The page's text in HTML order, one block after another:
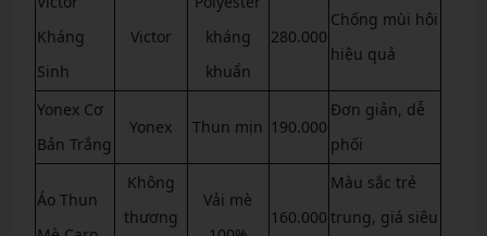
Kháng
Sinh
Victor
kháng
khuẩn
280.000
Chống mùi hôi
hiệu quả
Yonex Cơ
Bản Trắng
Yonex Thun mịn 190.000
Đơn giản, dễ
phối
Áo Thun
Không
thương
Vải mè
160.000
Màu sắc trẻ
trung, giá siêu